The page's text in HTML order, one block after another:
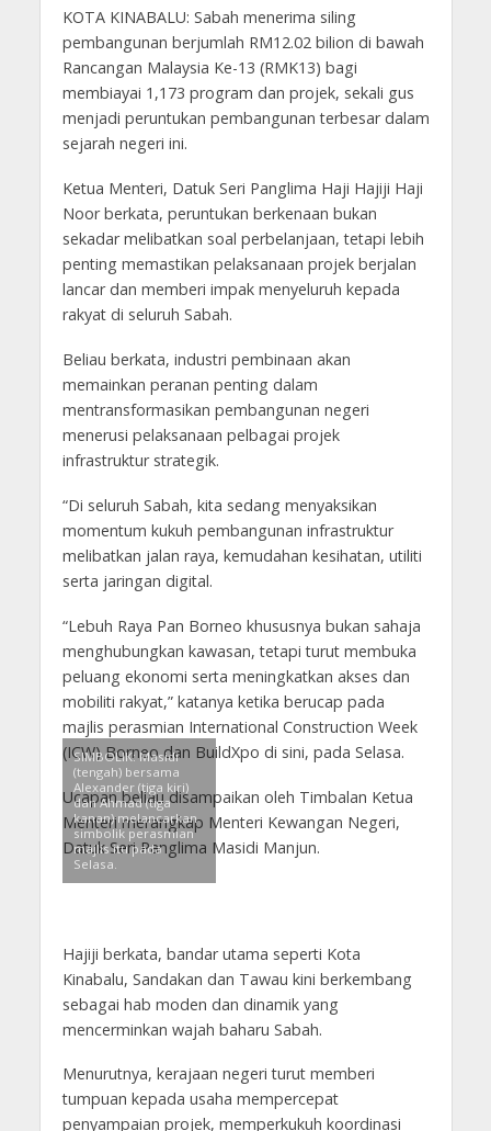
KOTA KINABALU: Sabah menerima siling
pembangunan berjumlah RM12.02 bilion di bawah
Rancangan Malaysia Ke-13 (RMK13) bagi
membiayai 1,173 program dan projek, sekali gus
menjadi peruntukan pembangunan terbesar dalam
sejarah negeri ini.
Ketua Menteri, Datuk Seri Panglima Haji Hajiji Haji
Noor berkata, peruntukan berkenaan bukan
sekadar melibatkan soal perbelanjaan, tetapi lebih
penting memastikan pelaksanaan projek berjalan
lancar dan memberi impak menyeluruh kepada
rakyat di seluruh Sabah.
Beliau berkata, industri pembinaan akan
memainkan peranan penting dalam
mentransformasikan pembangunan negeri
menerusi pelaksanaan pelbagai projek
infrastruktur strategik.
“Di seluruh Sabah, kita sedang menyaksikan
momentum kukuh pembangunan infrastruktur
melibatkan jalan raya, kemudahan kesihatan, utiliti
serta jaringan digital.
“Lebuh Raya Pan Borneo khususnya bukan sahaja
menghubungkan kawasan, tetapi turut membuka
peluang ekonomi serta meningkatkan akses dan
mobiliti rakyat,” katanya ketika berucap pada
majlis perasmian International Construction Week
(ICW) Borneo dan BuildXpo di sini, pada Selasa.
Ucapan beliau disampaikan oleh Timbalan Ketua
Menteri merangkap Menteri Kewangan Negeri,
Datuk Seri Panglima Masidi Manjun.
SIMBOLIK: Masidi
(tengah) bersama
Alexander (tiga kiri)
dan Ahmad (tiga
kanan) melancarkan
simbolik perasmian
majlis itu pada
Selasa.
Hajiji berkata, bandar utama seperti Kota
Kinabalu, Sandakan dan Tawau kini berkembang
sebagai hab moden dan dinamik yang
mencerminkan wajah baharu Sabah.
Menurutnya, kerajaan negeri turut memberi
tumpuan kepada usaha mempercepat
penyampaian projek, memperkukuh koordinasi